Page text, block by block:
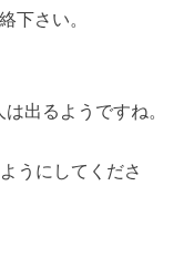
下さい。
出るようですね。
うにしてくださ